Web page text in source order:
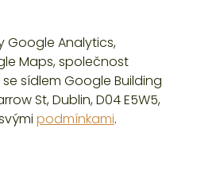
Google Analytics,
Maps, společnost
sídlem Google Building
St, Dublin, D04 E5W5,
podmínkami.